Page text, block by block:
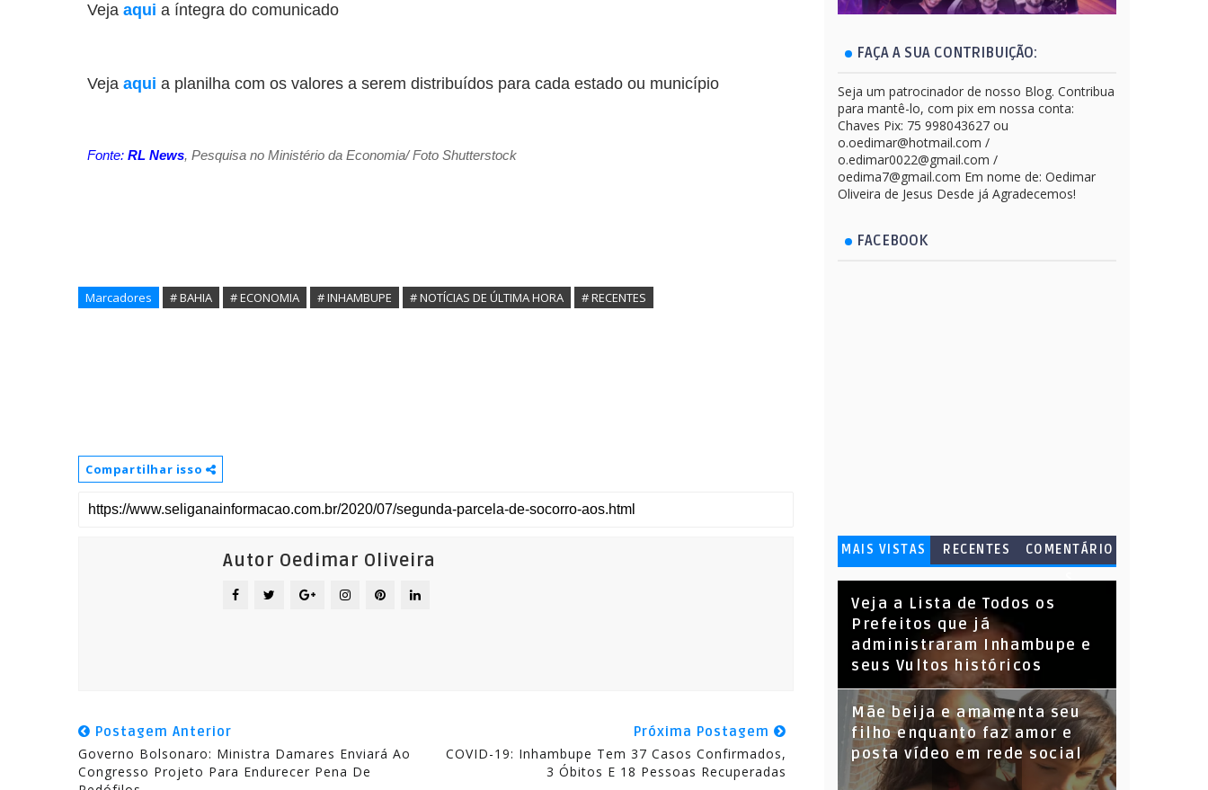
Veja aqui a íntegra do comunicado
Veja aqui a planilha com os valores a serem distribuídos para cada estado ou município
Fonte: RL News, Pesquisa no Ministério da Economia/ Foto Shutterstock
Marcadores # BAHIA # ECONOMIA # INHAMBUPE # NOTÍCIAS DE ÚLTIMA HORA # RECENTES
Compartilhar isso
Autor Oedimar Oliveira
Postagem Anterior
Governo Bolsonaro: Ministra Damares Enviará Ao
Congresso Projeto Para Endurecer Pena De
Próxima Postagem
COVID-19: Inhambupe Tem 37 Casos Confirmados,
3 Óbitos E 18 Pessoas Recuperadas
FAÇA A SUA CONTRIBUIÇÃO:
Seja um patrocinador de nosso Blog. Contribua
para mantê-lo, com pix em nossa conta:
Chaves Pix: 75 998043627 ou
o.oedimar@hotmail.com /
o.edimar0022@gmail.com /
oedima7@gmail.com Em nome de: Oedimar
Oliveira de Jesus Desde já Agradecemos!
FACEBOOK
MAIS VISTAS RECENTES
COMENTÁRIO
S
Veja a Lista de Todos os
Prefeitos que já
administraram Inhambupe e
seus Vultos históricos
Mãe beija e amamenta seu
filho enquanto faz amor e
posta vídeo em rede social